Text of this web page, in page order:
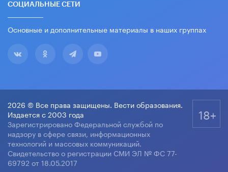
СОЦИАЛЬНЫЕ СЕТИ
Основные и дополнительные материалы в наших группах
2026 © Все права защищены. Вести образования.
Издается с 2003 года
Зарегистрировано Федеральной службой по
надзору в сфере связи, информационных
технологий и массовых коммуникаций.
Свидетельство о регистрации СМИ ЭЛ № ФС 77-
69792 от 18.05.2017
18+